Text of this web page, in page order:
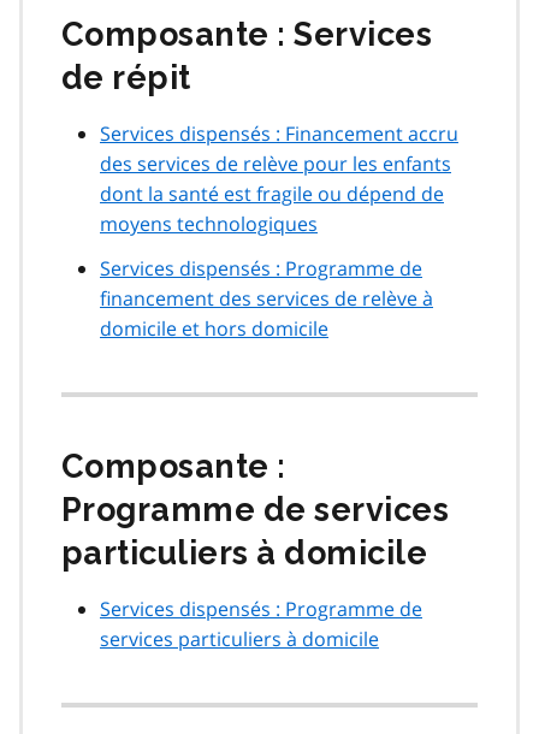
Composante : Services
de répit
Services dispensés : Financement accru
des services de relève pour les enfants
dont la santé est fragile ou dépend de
moyens technologiques
Services dispensés : Programme de
financement des services de relève à
domicile et hors domicile
Composante :
Programme de services
particuliers à domicile
Services dispensés : Programme de
services particuliers à domicile